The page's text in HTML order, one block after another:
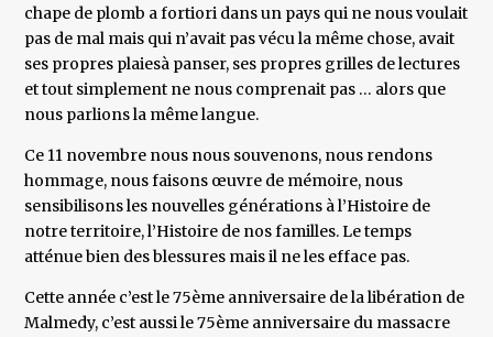
chape de plomb a fortiori dans un pays qui ne nous voulait
pas de mal mais qui n’avait pas vécu la même chose, avait
ses propres plaiesà panser, ses propres grilles de lectures
et tout simplement ne nous comprenait pas … alors que
nous parlions la même langue.
Ce 11 novembre nous nous souvenons, nous rendons
hommage, nous faisons œuvre de mémoire, nous
sensibilisons les nouvelles générations à l’Histoire de
notre territoire, l’Histoire de nos familles. Le temps
atténue bien des blessures mais il ne les efface pas.
Cette année c’est le 75ème anniversaire de la libération de
Malmedy, c’est aussi le 75ème anniversaire du massacre